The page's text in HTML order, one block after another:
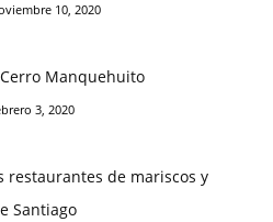
10, 2020
Manquehuito
3, 2020
restaurantes de mariscos y
Santiago